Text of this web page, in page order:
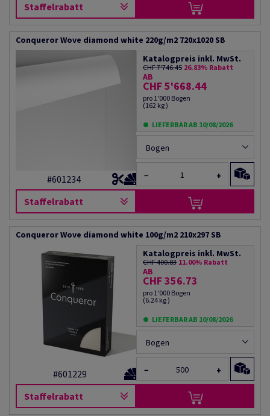
Staffelrabatt
Conqueror Wove diamond white 220g/m2 720x1020 SB
#601234
Staffelrabatt
Katalogpreis inkl. MwSt.
CHF 7'746.45 26.83% Rabatt
AB
CHF 5'668.44
pro 1'000 Bogen
(162 kg )
LIEFERBAR AB 10/08/2026
Bogen
− +
Conqueror Wove diamond white 100g/m2 210x297 SB
#601229
Staffelrabatt
Katalogpreis inkl. MwSt.
CHF 400.83 11.00% Rabatt
AB
CHF 356.73
pro 1'000 Bogen
(6.24 kg )
LIEFERBAR AB 10/08/2026
Bogen
− +